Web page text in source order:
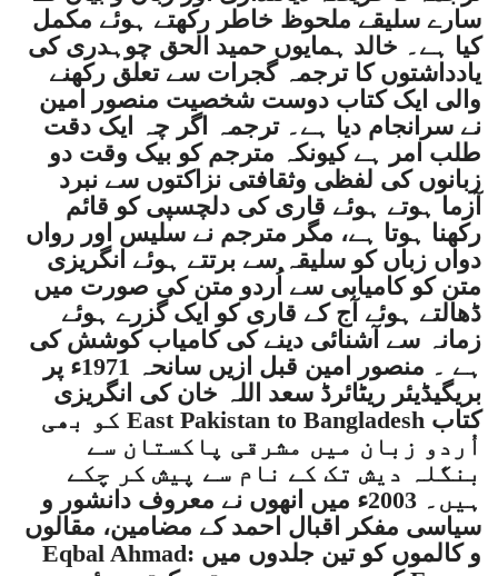
سارے سلیقے ملحوظ خاطر رکھتے ہوئے مکمل
کیا ہے۔ خالد ہمایوں حمید الحق چوہدری کی
یادداشتوں کا ترجمہ گجرات سے تعلق رکھنے
والی ایک کتاب دوست شخصیت منصور امین
نے سرانجام دیا ہے۔ ترجمہ اگر چہ ایک دقت
طلب امر ہے کیونکہ مترجم کو بیک وقت دو
زبانوں کی لفظی وثقافتی نزاکتوں سے نبرد
آزما ہوتے ہوئے قاری کی دلچسپی کو قائم
رکھنا ہوتا ہے، مگر مترجم نے سلیس اور رواں
دواں زباں کو سلیقہ سے برتتے ہوئے انگریزی
متن کو کامیابی سے اُردو متن کی صورت میں
ڈھالتے ہوئے آج کے قاری کو ایک گزرے ہوئے
زمانہ سے آشنائی دینے کی کامیاب کوشش کی
ہے ۔ منصور امین قبل ازیں سانحہ 1971ء پر
بریگیڈیئر ریٹائرڈ سعد اللہ خان کی انگریزی
کتاب East Pakistan to Bangladesh کو بھی
اُردو زبان میں مشرقی پاکستان سے
بنگلہ دیش تک کے نام سے پیش کر چکے
ہیں۔ 2003ء میں انھوں نے معروف دانشور و
سیاسی مفکر اقبال احمد کے مضامین، مقالوں
و کالموں کو تین جلدوں میں Eqbal Ahmad: